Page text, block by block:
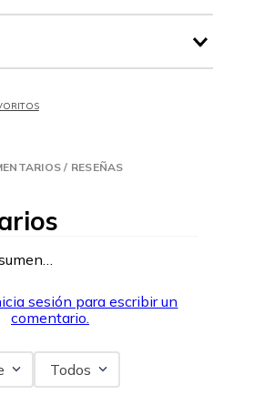
/ RESEÑAS
sesión para escribir un
comentario.
Todos